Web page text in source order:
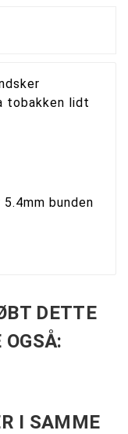
tobakken lidt
bunden
DETTE
I SAMME